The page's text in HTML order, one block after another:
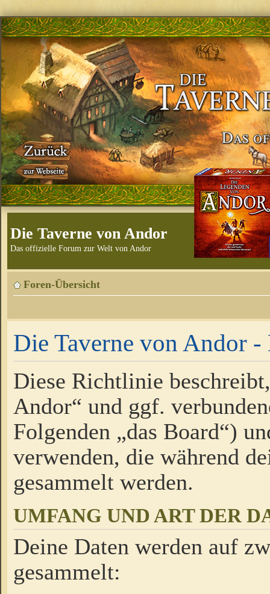
Die Taverne von Andor
Das offizielle Forum zur Welt von Andor
Foren-Übersicht
Die Taverne von Andor
Diese Richtlinie
Andor“ und ggf.
Folgenden „das Board“)
verwenden, die während
gesammelt werden.
UMFANG UND ART DER
Deine Daten werden auf
gesammelt: